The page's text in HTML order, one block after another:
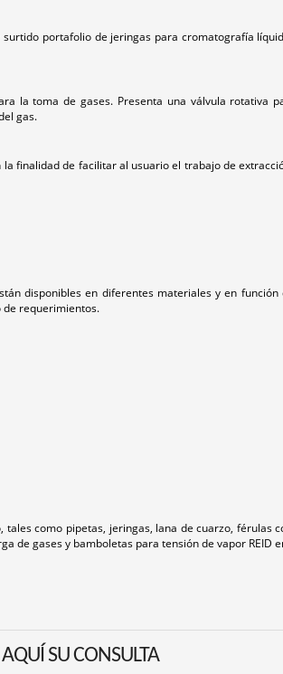
portafolio de jeringas para cromatografía
la toma de gases. Presenta una válvula rotativa
gas.
finalidad de facilitar al usuario el trabajo de
disponibles en diferentes materiales y en
de requerimientos.
como pipetas, jeringas, lana de cuarzo,
gases y bamboletas para tensión de vapor REID
SU CONSULTA